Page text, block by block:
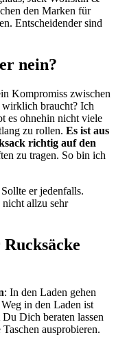
den Marken für
Entscheidender sind
nein?
Kompromiss zwischen
braucht? Ich
es ohnehin nicht viele
zu rollen. Es ist aus
richtig auf den
zu tragen. So bin ich
er jedenfalls.
allzu sehr
: In den Laden gehen
in den Laden ist
Dich beraten lassen
ausprobieren.